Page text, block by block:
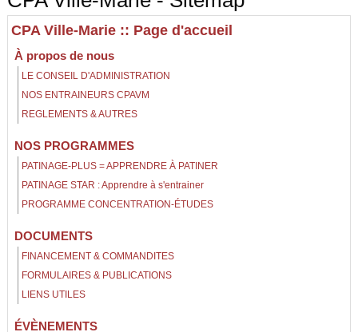
CPA Ville-Marie :: Page d'accueil
À propos de nous
LE CONSEIL D'ADMINISTRATION
NOS ENTRAINEURS CPAVM
REGLEMENTS & AUTRES
NOS PROGRAMMES
PATINAGE-PLUS = APPRENDRE À PATINER
PATINAGE STAR : Apprendre à s'entrainer
PROGRAMME CONCENTRATION-ÉTUDES
DOCUMENTS
FINANCEMENT & COMMANDITES
FORMULAIRES & PUBLICATIONS
LIENS UTILES
ÉVÈNEMENTS